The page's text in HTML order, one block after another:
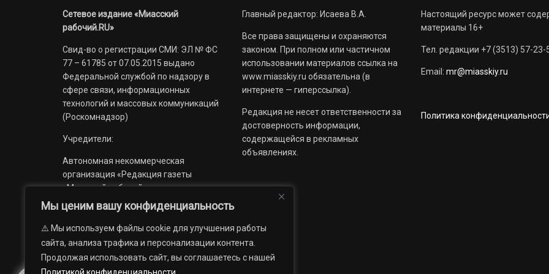
Мы ценим вашу конфиденциальность
⚠️ Мы используем файлы cookie для улучшения работы
сайта, анализа трафика и персонализации контента.
Продолжая использовать сайт, вы соглашаетесь с нашей
Сетевое издание «Миасский
рабочий.RU»
Свид-во о регистрации СМИ: ЭЛ № ФС
77 – 61785 от 07.05.2015 выдано
Федеральной службой по надзору в
сфере связи, информационных
технологий и массовых коммуникаций
(Роскомнадзор)
Учредители:
Автономная некоммерческая
организация «Редакция газеты
«Миасский рабочий»;
Областное государственное
учреждение «Издательский дом
Главный редактор: Исаева В.А.
Все права защищены и охраняются
законом. При полном или частичном
использовании материалов ссылка на
www.miasskiy.ru обязательна (в
интернете — гиперссылка).
Редакция не несет ответственности за
достоверность информации,
содержащейся в рекламных
объявлениях.
Настоящий ресурс может
материалы 16+
Тел. редакции +7 (3513) 57-23-
Email: mr@miasskiy.ru
Политика